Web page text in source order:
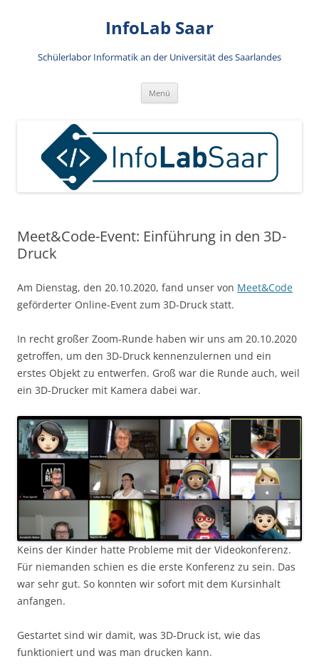
InfoLab Saar
Schülerlabor Informatik an der Universität des Saarlandes
Menü
Meet&Code-Event: Einführung in den 3D-
Druck
Am Dienstag, den 20.10.2020, fand unser von Meet&Code
geförderter Online-Event zum 3D-Druck statt.
In recht großer Zoom-Runde haben wir uns am 20.10.2020
getroffen, um den 3D-Druck kennenzulernen und ein
erstes Objekt zu entwerfen. Groß war die Runde auch, weil
ein 3D-Drucker mit Kamera dabei war.
Keins der Kinder hatte Probleme mit der Videokonferenz.
Für niemanden schien es die erste Konferenz zu sein. Das
war sehr gut. So konnten wir sofort mit dem Kursinhalt
anfangen.
Gestartet sind wir damit, was 3D-Druck ist, wie das
funktioniert und was man drucken kann.